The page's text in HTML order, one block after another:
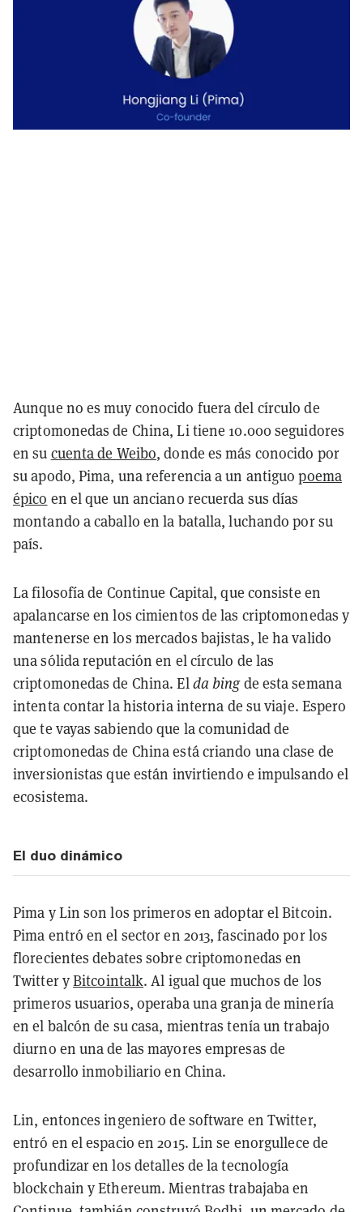
Aunque no es muy conocido fuera del círculo de
criptomonedas de China, Li tiene 10.000 seguidores
en su cuenta de Weibo, donde es más conocido por
su apodo, Pima, una referencia a un antiguopoema
épico en el que un anciano recuerda sus días
montando a caballo en la batalla, luchando por su
país.
La filosofía de Continue Capital, que consiste en
apalancarse en los cimientos de las criptomonedas y
mantenerse en los mercados bajistas, le ha valido
una sólida reputación en el círculo de las
criptomonedas de China. Elda bingde esta semana
intenta contar la historia interna de su viaje. Espero
que te vayas sabiendo que la comunidad de
criptomonedas de China está criando una clase de
inversionistas que están invirtiendo e impulsando el
ecosistema.
El duo dinámico
Pima y Lin son los primeros en adoptar el Bitcoin.
Pima entró en el sector en 2013, fascinado por los
florecientes debates sobre criptomonedas en
Twitter yBitcointalk. Al igual que muchos de los
primeros usuarios, operaba una granja de minería
en el balcón de su casa, mientras tenía un trabajo
diurno en una de las mayores empresas de
desarrollo inmobiliario en China.
Lin, entonces ingeniero de software en Twitter,
entró en el espacio en 2015. Lin se enorgullece de
profundizar en los detalles de la tecnología
blockchain y Ethereum. Mientras trabajaba en